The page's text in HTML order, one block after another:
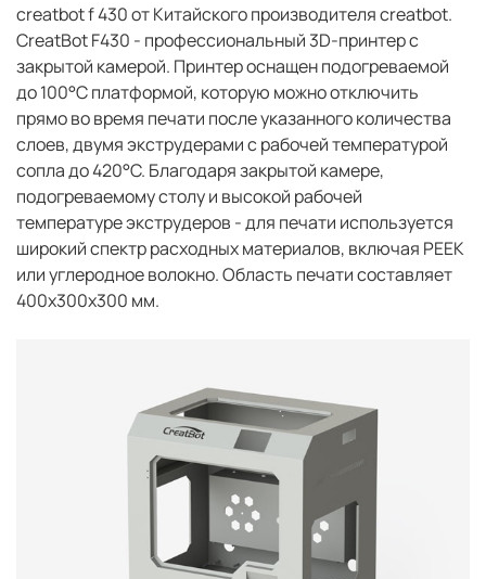
creatbot f 430 от Китайского производителя creatbot.
CreatBot F430 - профессиональный 3D-принтер с
закрытой камерой. Принтер оснащен подогреваемой
до 100°C платформой, которую можно отключить
прямо во время печати после указанного количества
слоев, двумя экструдерами с рабочей температурой
сопла до 420°C. Благодаря закрытой камере,
подогреваемому столу и высокой рабочей
температуре экструдеров - для печати используется
широкий спектр расходных материалов, включая PEEK
или углеродное волокно. Область печати составляет
400x300x300 мм.